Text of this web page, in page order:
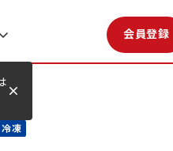
会員登録
冷凍